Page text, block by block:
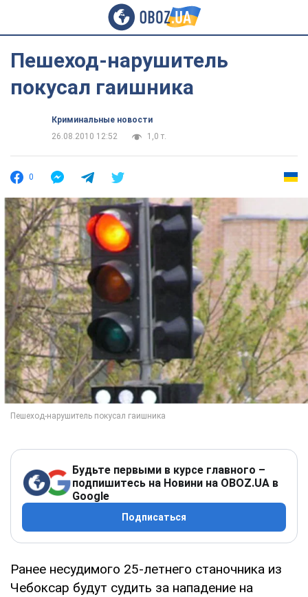
Пешеход-нарушитель
покусал гаишника
Криминальные новости
26.08.2010 12:52
1,0 т.
0
Будьте первыми в курсе главного –
подпишитесь на Новини на OBOZ.UA в
Google
Подписаться
Ранее несудимого 25-летнего станочника из
Чебоксар будут судить за нападение на